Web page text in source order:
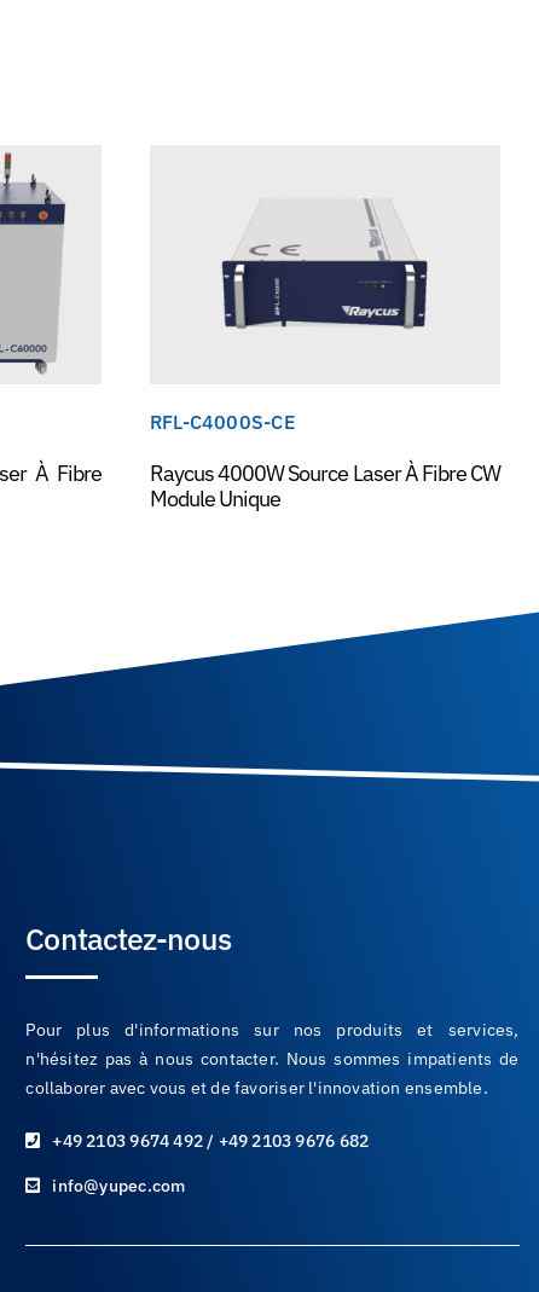
À Fibre
RFL-C4000S-CE
Raycus 4000W Source Laser À Fibre CW
Module Unique
Contactez-nous
Pour plus d'informations sur nos produits et services,
n'hésitez pas à nous contacter. Nous sommes impatients de
collaborer avec vous et de favoriser l'innovation ensemble.
+49 2103 9674 492 / +49 2103 9676 682
info@yupec.com